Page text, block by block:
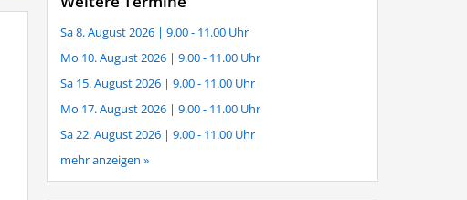
Sa 8. August 2026 | 9.00 - 11.00 Uhr
Mo 10. August 2026 | 9.00 - 11.00 Uhr
Sa 15. August 2026 | 9.00 - 11.00 Uhr
Mo 17. August 2026 | 9.00 - 11.00 Uhr
Sa 22. August 2026 | 9.00 - 11.00 Uhr
mehr anzeigen »